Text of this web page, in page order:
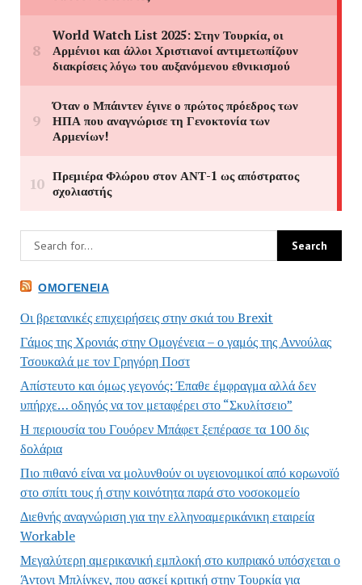
ΟΜΟΓΈΝΕΙΑ
Οι βρετανικές επιχειρήσεις στην σκιά του Brexit
Γάμος της Χρονιάς στην Ομογένεια – ο γαμός της Αννούλας
Τσουκαλά με τον Γρηγόρη Ποστ
Απίστευτο και όμως γεγονός: Έπαθε έμφραγμα αλλά δεν
υπήρχε… οδηγός να τον μεταφέρει στο “Σκυλίτσειο”
Η περιουσία του Γουόρεν Μπάφετ ξεπέρασε τα 100 δις
δολάρια
Πιο πιθανό είναι να μολυνθούν οι υγειονομικοί από κορωνοϊό
στο σπίτι τους ή στην κοινότητα παρά στο νοσοκομείο
Διεθνής αναγνώριση για την ελληνοαμερικάνικη εταιρεία
Workable
Μεγαλύτερη αμερικανική εμπλοκή στο κυπριακό υπόσχεται ο
Άντονι Μπλίνκεν, που ασκεί κριτική στην Τουρκία για